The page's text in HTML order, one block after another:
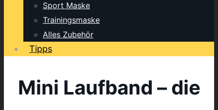
Sport Maske
Trainingsmaske
Alles Zubehör
Tipps
Mini Laufband – die